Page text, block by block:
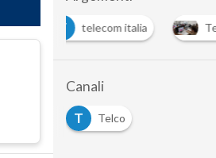
T
telecom italia
Canali
T
Telco